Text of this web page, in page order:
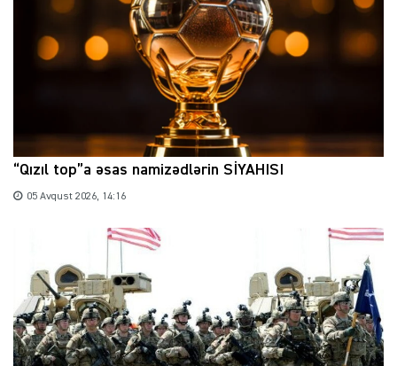
“Qızıl top”a əsas namizədlərin SİYAHISI
05 Avqust 2026, 14:16